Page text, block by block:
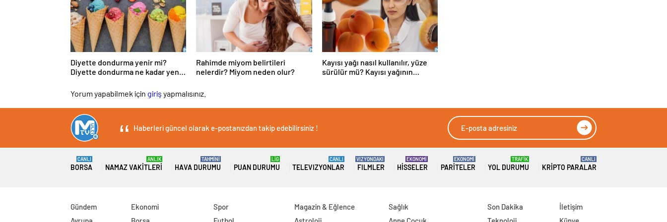
Diyette dondurma yenir mi?
Diyette dondurma ne kadar yenir,
Rahimde miyom belirtileri
nelerdir? Miyom neden olur?
Kayısı yağı nasıl kullanılır, yüze
sürülür mü? Kayısı yağının
Yorum yapabilmek için giriş yapmalısınız.
Haberleri güncel olarak e-postanızdan takip edebilirsiniz !
BORSA
CANLI
NAMAZ VAKITLERI
ANLIK
HAVA DURUMU
TAHMİNİ
PUAN DURUMU
LİG
TELEVIZYONLAR
CANLI
FILMLER
VIZYONDAKI
HISSELER
EKONOMİ
PARITELER
EKONOMİ
YOL DURUMU
TRAFİK
KRIPTO PARALAR
CANLI
Gündem
Ekonomi
Spor
Magazin & Eğlence
Sağlık
Son Dakika
İletişim